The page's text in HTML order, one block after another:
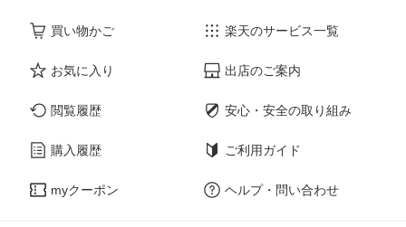
買い物かご
お気に入り
閲覧履歴
購入履歴
myクーポン
楽天のサービス一覧
出店のご案内
安心・安全の取り組み
ご利用ガイド
ヘルプ・問い合わせ